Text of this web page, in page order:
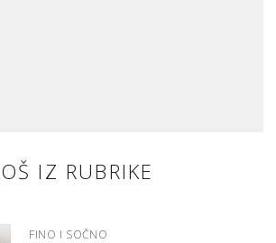
IZ RUBRIKE
FINO I SOČNO